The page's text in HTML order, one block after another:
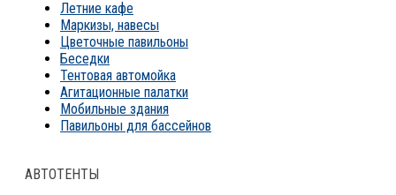
Летние кафе
Маркизы, навесы
Цветочные павильоны
Беседки
Тентовая автомойка
Агитационные палатки
Мобильные здания
Павильоны для бассейнов
АВТОТЕНТЫ